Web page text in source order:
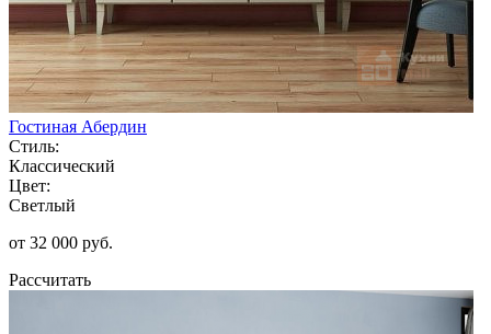
Гостиная Абердин
Стиль:
Классический
Цвет:
Светлый
от 32 000 руб.
Рассчитать